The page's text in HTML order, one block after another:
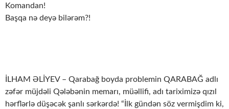
Komandan!
Başqa nə deyə bilərəm?!
İLHAM ƏLİYEV – Qarabağ boyda problemin QARABAĞ adlı
zəfər müjdəli Qələbənin memarı, müəllifi, adı tariximizə qızıl
hərflərlə düşəcək şanlı sərkərdə! “İlk gündən söz vermişdim ki,